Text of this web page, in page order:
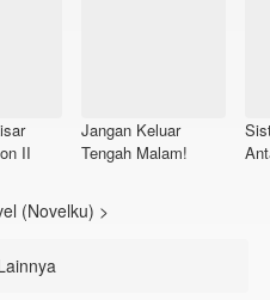
II
Jangan Keluar
Tengah Malam!
(Novelku) >